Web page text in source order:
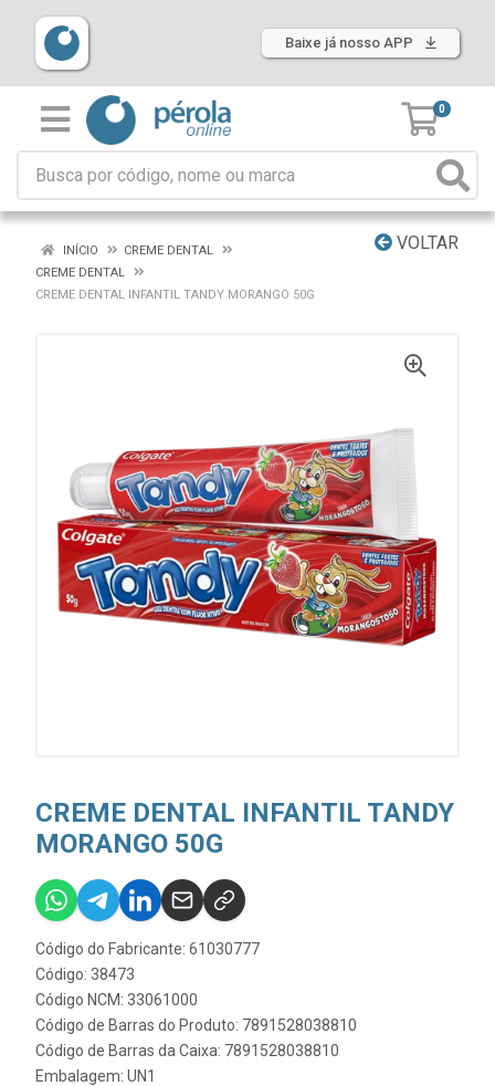
Baixe já nosso APP
0
VOLTAR
INÍCIO
CREME DENTAL
CREME DENTAL
CREME DENTAL INFANTIL TANDY MORANGO 50G
CREME DENTAL INFANTIL TANDY
MORANGO 50G
Código do Fabricante: 61030777
Código: 38473
Código NCM: 33061000
Código de Barras do Produto: 7891528038810
Código de Barras da Caixa: 7891528038810
Embalagem: UN1